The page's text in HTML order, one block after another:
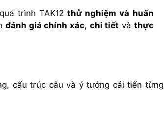
trình TAK12thử nghiệm và huấn
đánh giá chính xác, chi tiết và thực
cấu trúc câu và ý tưởng cải tiến từng